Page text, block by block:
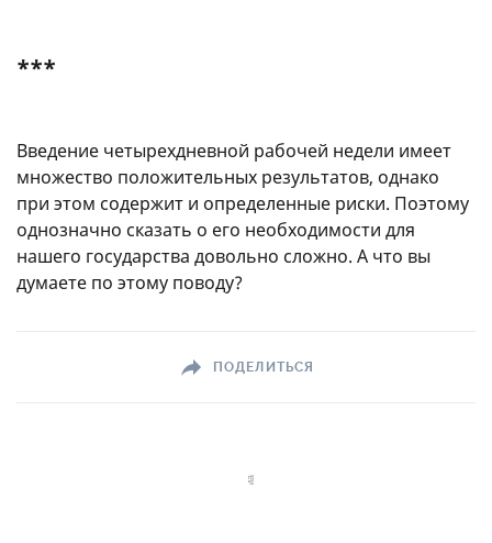
***
Введение четырехдневной рабочей недели имеет
множество положительных результатов, однако
при этом содержит и определенные риски. Поэтому
однозначно сказать о его необходимости для
нашего государства довольно сложно. А что вы
думаете по этому поводу?
ПОДЕЛИТЬСЯ